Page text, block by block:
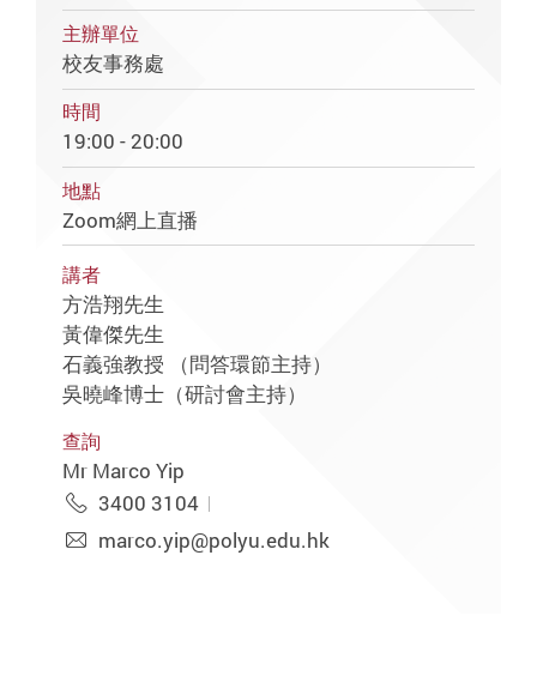
主辦單位
校友事務處
時間
19:00 - 20:00
地點
Zoom網上直播
講者
方浩翔先生
黃偉傑先生
石義強教授 （問答環節主持）
吳曉峰博士（研討會主持）
查詢
Mr Marco Yip
3400 3104
marco.yip@polyu.edu.hk